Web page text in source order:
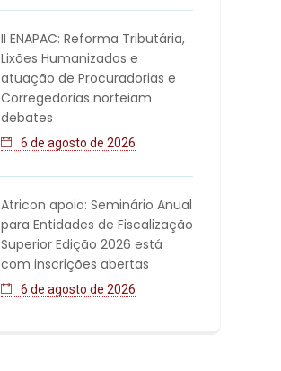
II ENAPAC: Reforma Tributária,
Lixões Humanizados e
atuação de Procuradorias e
Corregedorias norteiam
debates
6 de agosto de 2026
Atricon apoia: Seminário Anual
para Entidades de Fiscalização
Superior Edição 2026 está
com inscrições abertas
6 de agosto de 2026